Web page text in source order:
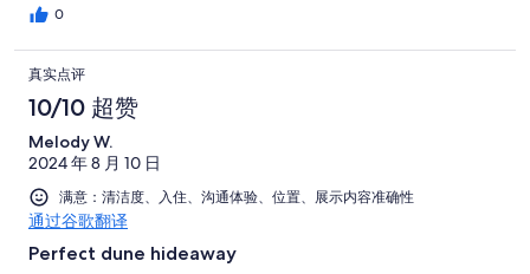
0
真实点评
10/10 超赞
Melody W.
2024 年 8 月 10 日
满意：清洁度、入住、沟通体验、位置、展示内容准确性
通过谷歌翻译
Perfect dune hideaway